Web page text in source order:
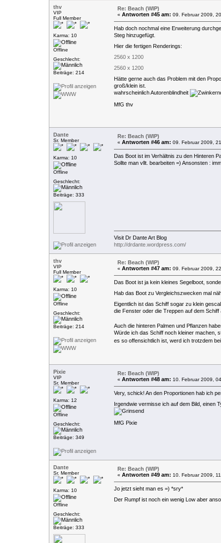
thv
VIP
Full Member
Karma: 10
Offline
Geschlecht:
Beiträge: 214
Re: Beach (WIP)
« Antworten #45 am: 09. Februar 2009,
Hab doch nochmal eine Erweiterung
Steg hinzugefügt.
Hier die fertigen Renderings:
2560 x 1200
2560 x 1200
Hätte gerne auch das Problem mit den
groß/klein ist.
wahrscheinlich Autorenblindheit
MfG thv
Dante
Sr. Member
Karma: 10
Offline
Geschlecht:
Beiträge: 333
Re: Beach (WIP)
« Antworten #46 am: 09. Februar 2009,
Das Boot ist im Verhältnis zu den Hinteren
Sollte man vllt. bearbeiten =) Ansonsten :
Visit Dr Dante Art Blog
http://drdante.wordpress.com/
thv
VIP
Full Member
Karma: 10
Offline
Geschlecht:
Beiträge: 214
Re: Beach (WIP)
« Antworten #47 am: 09. Februar 2009,
Das Boot ist ja kein kleines Segelboot,
Hab das Boot zu Vergleichszwecken mal
Eigentlich ist das Schiff sogar zu klein
die Fenster oder die Treppen auf dem
Auch die hinteren Palmen und Pflanzen
Würde ich das Schiff noch kleiner machen,
es so offensichtlich ist, werd ich trotzdem
Pixie
VIP
Sr. Member
Karma: 12
Offline
Geschlecht:
Beiträge: 349
Re: Beach (WIP)
« Antworten #48 am: 10. Februar 2009,
Very, schick! An den Proportionen hab ich
Irgendwie vermisse ich auf dem Bild, einen
MfG Pixie
Dante
Sr. Member
Karma: 10
Offline
Geschlecht:
Beiträge: 333
Re: Beach (WIP)
« Antworten #49 am: 10. Februar 2009,
Jo jetzt sieht man es =) *sry*
Der Rumpf ist noch ein wenig Low aber